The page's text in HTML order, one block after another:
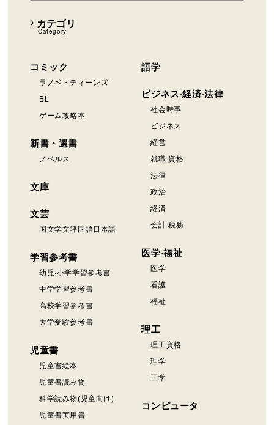
カテゴリ
Category
コミック
ラノベ・ティーンズ
BL
ゲーム攻略本
新書・選書
ノベルス
文庫
文芸
国文学文評国語日本語
学習参考書
幼児·小学学習参考書
中学学習参考書
高校学習参考書
大学受験参考書
児童書
児童書絵本
児童書読み物
科学読み物(児童向け)
児童書実用書
語学
ビジネス·経済·法律
社会時事
ビジネス
経営
就職·資格
法律
政治
経済
会計·税務
医学·福祉
医学
看護
福祉
理工
理工資格
理学
工学
コンピュータ